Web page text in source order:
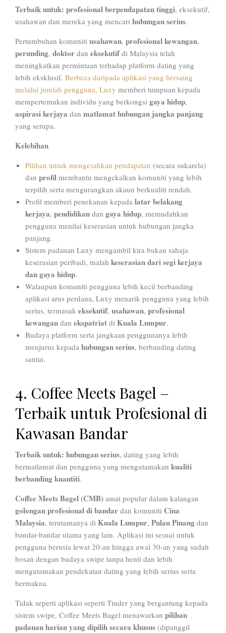
Terbaik untuk: profesional berpendapatan tinggi, eksekutif,
usahawan dan mereka yang mencari hubungan serius.
Pertumbuhan komuniti usahawan, profesional kewangan,
perunding, doktor dan eksekutifdi Malaysia telah
meningkatkan permintaan terhadap platform dating yang
lebih eksklusif. Berbeza daripada aplikasi yang bersaing
melalui jumlah pengguna, Luxy memberi tumpuan kepada
mempertemukan individu yang berkongsi gaya hidup,
aspirasi kerjaya dan matlamat hubungan jangka panjang
yang serupa.
Kelebihan
Pilihan untuk mengesahkan pendapatan (secara sukarela)
dan profil membantu mengekalkan komuniti yang lebih
terpilih serta mengurangkan akaun berkualiti rendah.
Profil memberi penekanan kepada latar belakang
kerjaya, pendidikan dan gaya hidup, memudahkan
pengguna menilai keserasian untuk hubungan jangka
panjang.
Sistem padanan Luxy mengambil kira bukan sahaja
keserasian peribadi, malah keserasian dari segi kerjaya
dan gaya hidup.
Walaupun komuniti pengguna lebih kecil berbanding
aplikasi arus perdana, Luxy menarik pengguna yang lebih
serius, termasuk eksekutif, usahawan, profesional
kewangan dan ekspatriat di Kuala Lumpur.
Budaya platform serta jangkaan penggunanya lebih
menjurus kepada hubungan serius, berbanding dating
santai.
4. Coffee Meets Bagel –
Terbaik untuk Profesional di
Kawasan Bandar
Terbaik untuk: hubungan serius, dating yang lebih
bermatlamat dan pengguna yang mengutamakan kualiti
berbanding kuantiti.
Coffee Meets Bagel (CMB) amat popular dalam kalangan
golongan profesional di bandar dan komuniti Cina
Malaysia, terutamanya di Kuala Lumpur, Pulau Pinang dan
bandar-bandar utama yang lain. Aplikasi ini sesuai untuk
pengguna berusia lewat 20-an hingga awal 30-an yang sudah
bosan dengan budaya swipe tanpa henti dan lebih
mengutamakan pendekatan dating yang lebih serius serta
bermakna.
Tidak seperti aplikasi seperti Tinder yang bergantung kepada
sistem swipe, Coffee Meets Bagel menawarkan pilihan
padanan harian yang dipilih secara khusus (dipanggil